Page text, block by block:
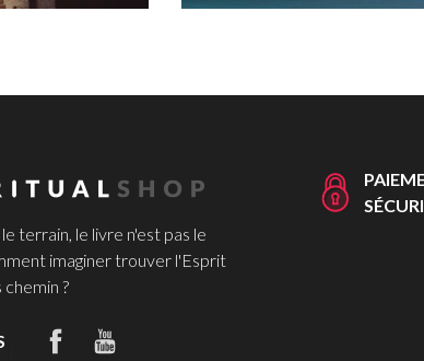
terrain, le livre n'est pas le
imaginer trouver l'Esprit
?